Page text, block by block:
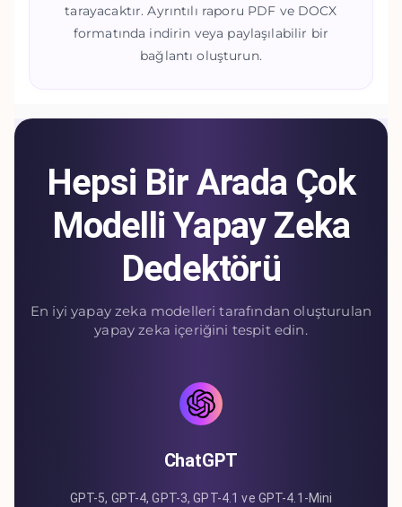
tarayacaktır. Ayrıntılı raporu PDF ve DOCX
formatında indirin veya paylaşılabilir bir
bağlantı oluşturun.
Hepsi Bir Arada Çok
Modelli Yapay Zeka
Dedektörü
En iyi yapay zeka modelleri tarafından oluşturulan
yapay zeka içeriğini tespit edin.
ChatGPT
GPT-5, GPT-4, GPT-3, GPT-4.1 ve GPT-4.1-Mini